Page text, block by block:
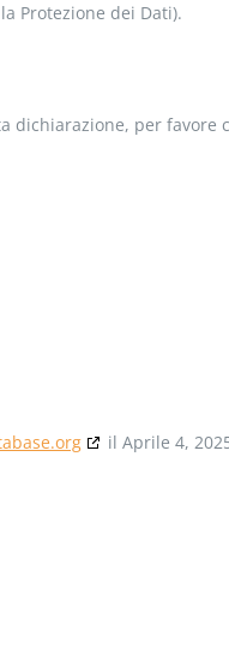
Protezione dei Dati).
dichiarazione, per favore
il Aprile 4,